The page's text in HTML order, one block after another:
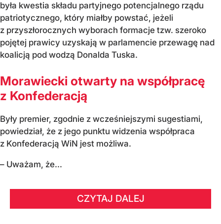
była kwestia składu partyjnego potencjalnego rządu
patriotycznego, który miałby powstać, jeżeli
z przyszłorocznych wyborach formacje tzw. szeroko
pojętej prawicy uzyskają w parlamencie przewagę nad
koalicją pod wodzą Donalda Tuska.
Morawiecki otwarty na współpracę
z Konfederacją
Były premier, zgodnie z wcześniejszymi sugestiami,
powiedział, że z jego punktu widzenia współpraca
z Konfederacją WiN jest możliwa.
– Uważam, że...
CZYTAJ DALEJ